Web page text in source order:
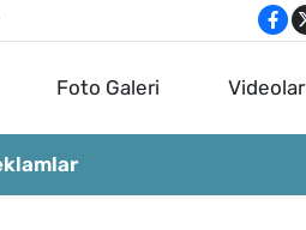
Foto Galeri Videolar